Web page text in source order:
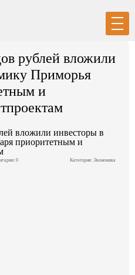
Регистрация
рублей вложили
Приморья
и
0 Категория: Экономика